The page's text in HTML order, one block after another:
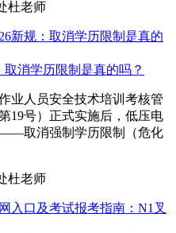
杜老师
消学历限制是真的吗？
业人员安全技术培训考核管
19号）正式实施后，低压电
取消强制学历限制（危化
杜老师